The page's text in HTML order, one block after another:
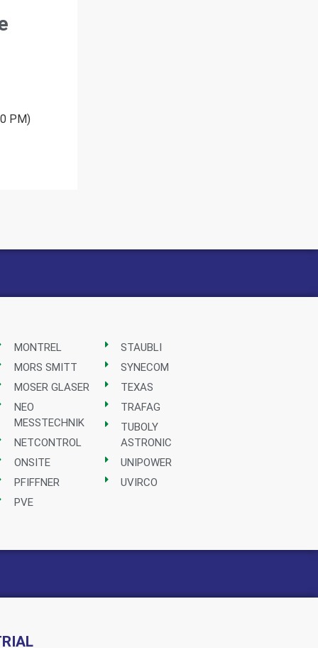
PM)
MONTREL
MORS SMITT
MOSER GLASER
NEO
MESSTECHNIK
NETCONTROL
ONSITE
PFIFFNER
PVE
STAUBLI
SYNECOM
TEXAS
TRAFAG
TUBOLY
ASTRONIC
UNIPOWER
UVIRCO